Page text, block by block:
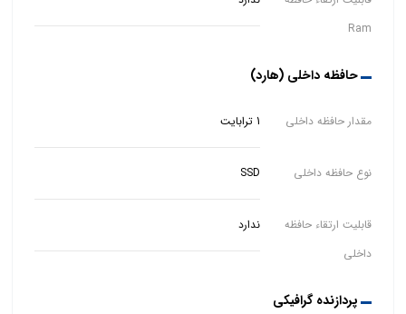
Ram
حافظه داخلی (هارد)
مقدار حافظه داخلی 1 ترابایت
نوع حافظه داخلی SSD
قابلیت ارتقاء حافظه
داخلی
ندارد
پردازنده گرافیکی